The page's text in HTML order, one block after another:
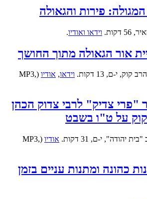
פירות והגאולה
וידאו ואודיו.
אור הגאולה מתוך החושך
י-ם, 13 דקות. וידאו, אודיו (MP3,
צדיק" לרבי צדוק הכהן
קוק על ט"ו בשבט
י-ם, 31 דקות. אודיו (MP3,
כהונה ומתנות עניים בזמן